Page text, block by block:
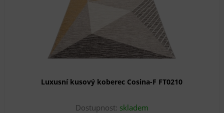
Luxusní kusový koberec Cosina-F FT0210
Dostupnost: skladem